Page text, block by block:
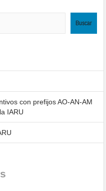
Buscar
con prefijos AO-AN-AM
IARU